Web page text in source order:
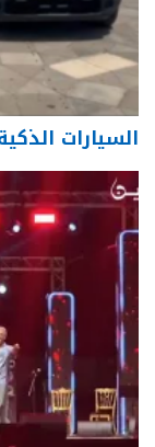
السيارات